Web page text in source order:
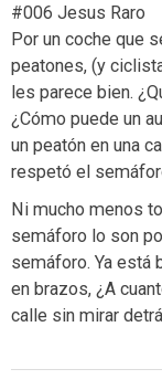
#006 Jesus Raro
Por un coche que
peatones, (y
les parece bien.
¿Cómo puede un
un peatón en una
respetó el
Ni mucho menos
semáforo lo son
semáforo. Ya está
en brazos, ¿A
calle sin mirar